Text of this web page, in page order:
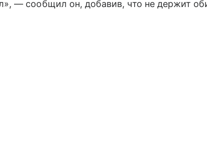
— сообщил он, добавив, что не держит